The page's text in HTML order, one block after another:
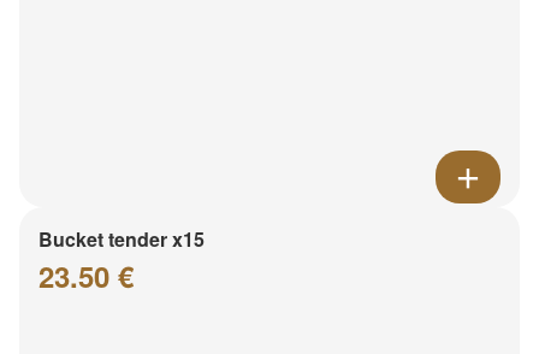
Bucket tender x15
23.50 €